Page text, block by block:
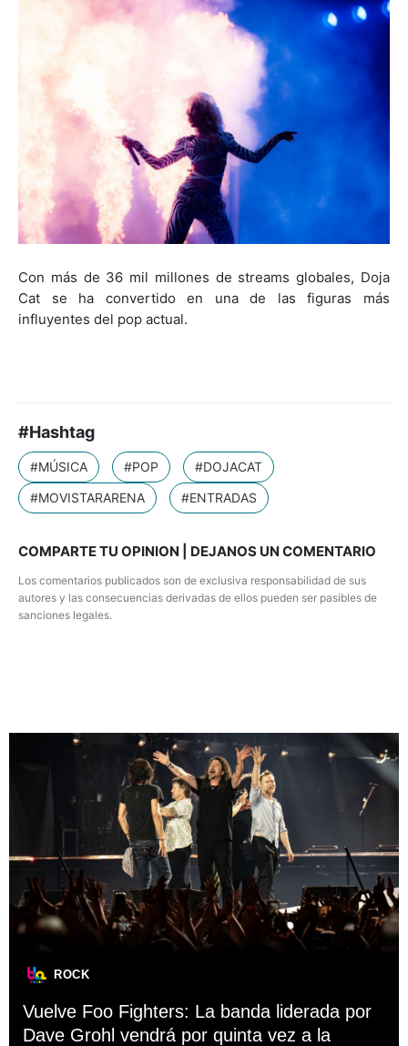
Con más de 36 mil millones de streams globales, Doja
Cat se ha convertido en una de las figuras más
influyentes del pop actual.
#Hashtag
#MÚSICA #POP
#DOJACAT
#MOVISTARARENA
#ENTRADAS
COMPARTE TU OPINION | DEJANOS UN COMENTARIO
Los comentarios publicados son de exclusiva responsabilidad de sus
autores y las consecuencias derivadas de ellos pueden ser pasibles de
sanciones legales.
ROCK
Vuelve Foo Fighters: La banda liderada por
Dave Grohl vendrá por quinta vez a la